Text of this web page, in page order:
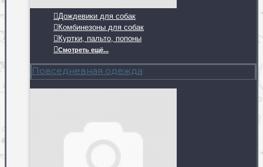
Дождевики для собак
Комбинезоны для собак
Куртки, пальто, попоны
Смотреть ещё...
Повседневная одежда